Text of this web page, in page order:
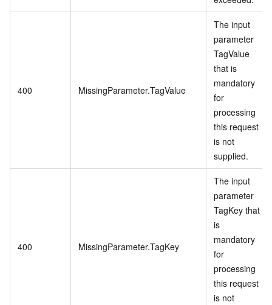
400 MissingParameter.TagValue
The input
parameter
TagValue
that is
mandatory
for
processing
this request
is not
supplied.
400 MissingParameter.TagKey
The input
parameter
TagKey that
is
mandatory
for
processing
this request
is not